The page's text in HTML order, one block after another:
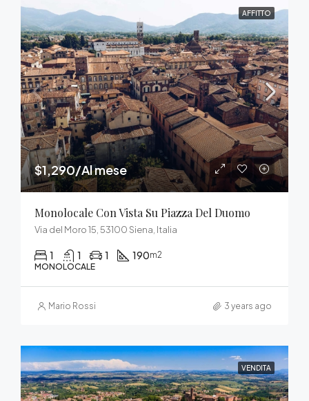
AFFITTO
$1,290/Al mese
Monolocale Con Vista Su Piazza Del Duomo
Via del Moro 15, 53100 Siena, Italia
1 1 1 190m2
MONOLOCALE
Mario Rossi 3 years ago
VENDITA